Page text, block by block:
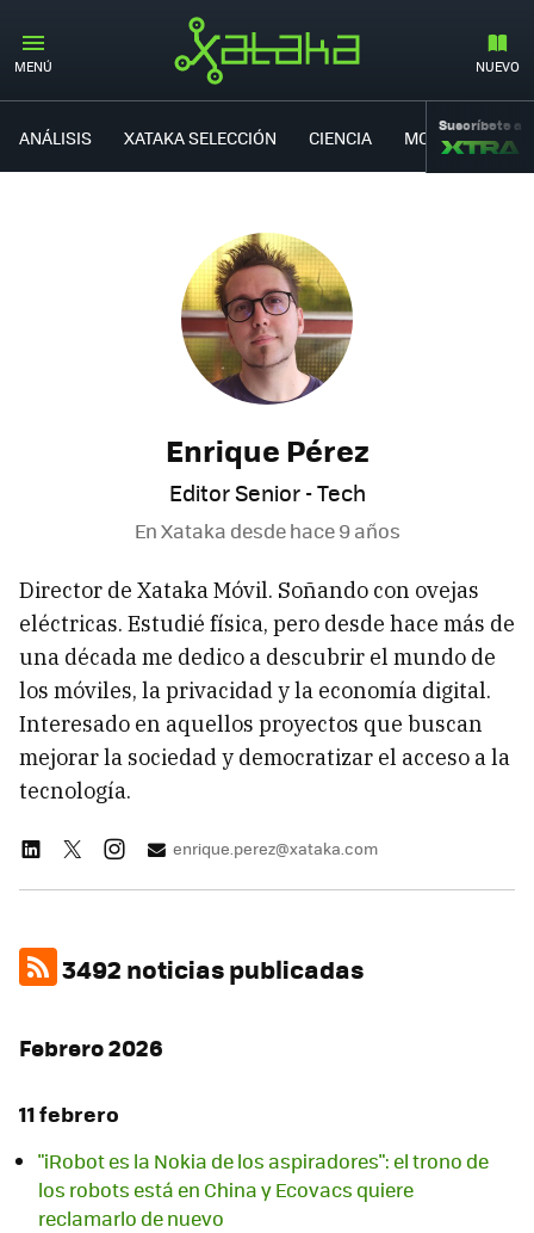
MENÚ NUEVO
ANÁLISIS XATAKA SELECCIÓN CIENCIA MOVILIDAD
Suscríbete a
Enrique Pérez
Editor Senior - Tech
En Xataka desdehace 9 años
Director de Xataka Móvil. Soñando con ovejas
eléctricas. Estudié física, pero desde hace más de
una década me dedico a descubrir el mundo de
los móviles, la privacidad y la economía digital.
Interesado en aquellos proyectos que buscan
mejorar la sociedad y democratizar el acceso a la
tecnología.
enrique.perez@xataka.com
3492 noticias publicadas
Febrero 2026
11 febrero
"iRobot es la Nokia de los aspiradores": el trono de
los robots está en China y Ecovacs quiere
reclamarlo de nuevo